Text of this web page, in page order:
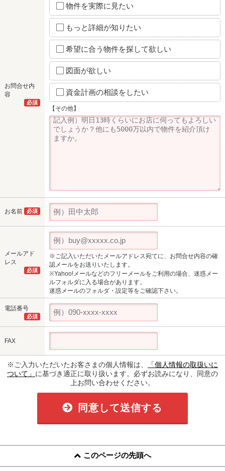
お問合せ内
容
必須
物件を実際に見たい
もっと詳細が知りたい
希望に合う物件を探して欲しい
図面が欲しい
資金計画の相談をしたい
【その他】
お名前 必須
メールアド
レス
必須
※ご記入いただいたメールアドレス宛てに、お問合せ内容の確
認メールをお送りいたします。
※Yahoo!メールなどのフリーメールをご利用の場合、迷惑メー
ルフォルダに入る場合があります。
迷惑メールのフォルダ・設定等をご確認下さい。
電話番号
必須
FAX
※ご入力いただいたお客さまの個人情報は、
「個人情報の取扱いに
ついて」 に基づき適正に取り扱います。必ずお読みになり、同意の
上お問い合わせください。
同意して送信する
このページの先頭へ